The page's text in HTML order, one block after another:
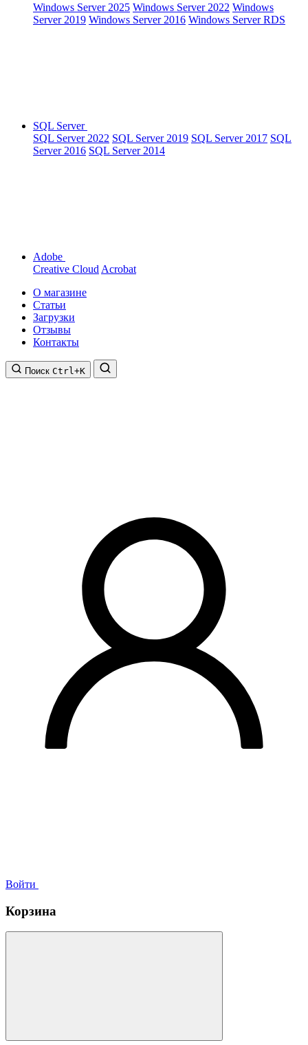
Windows Server 2025 Windows Server 2022 Windows
Server 2019 Windows Server 2016 Windows Server RDS
SQL Server
SQL Server 2022 SQL Server 2019 SQL Server 2017 SQL
Server 2016 SQL Server 2014
Adobe
Creative Cloud Acrobat
О магазине
Статьи
Загрузки
Отзывы
Контакты
Поиск Ctrl+K
Войти
Корзина